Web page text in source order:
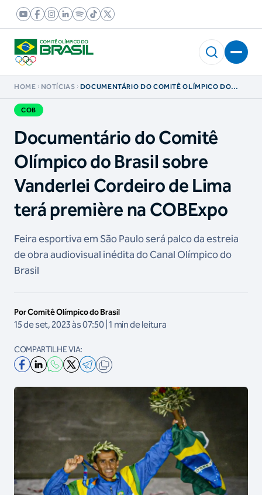
HOME NOTÍCIAS
DOCUMENTÁRIO DO COMITÊ OLÍMPICO DO
COB
Documentário do Comitê
Olímpico do Brasil sobre
Vanderlei Cordeiro de Lima
terá première na COBExpo
Feira esportiva em São Paulo será palco da estreia
de obra audiovisual inédita do Canal Olímpico do
Brasil
Por Comitê Olímpico do Brasil
15 de set, 2023 às 07:50 | 1 min de leitura
COMPARTILHE VIA: